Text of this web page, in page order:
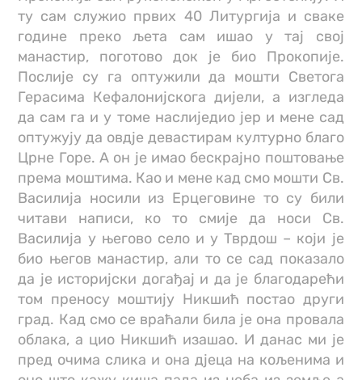
ту сам служио првих 40 Литургија и сваке
године преко љета сам ишао у тај свој
манастир, поготово док је био Прокопије.
Послије су га оптужили да мошти Светога
Герасима Кефалонијскога дијели, а изгледа
да сам га и у томе наслиједио јер и мене сад
оптужују да овдје девастирам културно благо
Црне Горе. А он је имао бескрајно поштовање
према моштима. Као и мене кад смо мошти Св.
Василија носили из Ерцеговине то су били
читави написи, ко то смије да носи Св.
Василија у његово село и у Тврдош – који је
био његов манастир, али то се сад показало
да је историјски догађај и да је благодарећи
том преносу моштију Никшић постао други
град. Кад смо се враћали била је она провала
облака, а цио Никшић изашао. И данас ми је
пред очима слика и она дјеца на кољенима и